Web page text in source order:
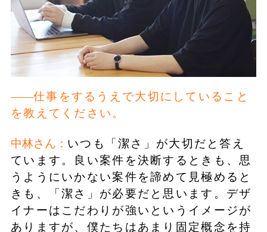
仕事をするうえで大切にしていること
を教えてください。
中林さん： いつも「潔さ」が大切だと答え
ています。良い案件を決断するときも、思
うようにいかない案件を諦めて見極めると
きも、「潔さ」が必要だと思います。デザ
イナーはこだわりが強いというイメージが
ありますが、僕たちはあまり固定概念を持